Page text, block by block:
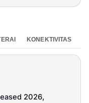
KONEKTIVITAS
2026,